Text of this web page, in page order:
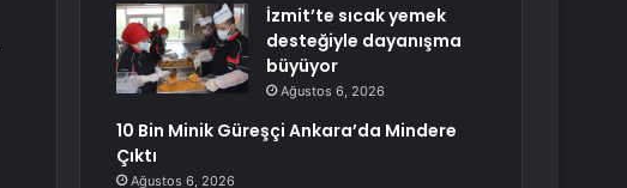
İzmit’te sıcak yemek
desteğiyle dayanışma
büyüyor
Ağustos 6, 2026
10 Bin Minik Güreşçi Ankara’da Mindere
Çıktı
Ağustos 6, 2026